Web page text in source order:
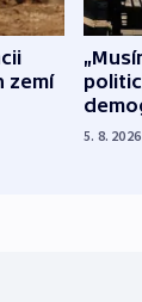
zemí
5. 8. 2026